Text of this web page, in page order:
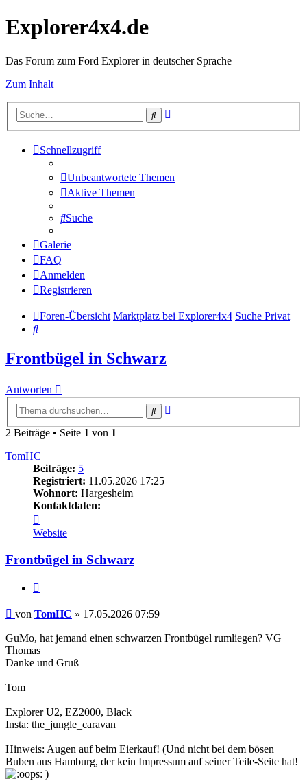
Explorer4x4.de
Das Forum zum Ford Explorer in deutscher Sprache
Zum Inhalt
Suche
Schnellzugriff
Unbeantwortete Themen
Aktive Themen
Suche
Galerie
FAQ
Anmelden
Registrieren
Foren-Übersicht Marktplatz bei Explorer4x4 Suche Privat
Suche
Frontbügel in Schwarz
Antworten
Suche
2 Beiträge • Seite 1 von 1
TomHC
Beiträge: 5
Registriert: 11.05.2026 17:25
Wohnort: Hargesheim
Kontaktdaten:
von
TomHC
Website
Frontbügel in Schwarz
Beitrag
von TomHC » 17.05.2026 07:59
GuMo, hat jemand einen schwarzen Frontbügel rumliegen? VG
Thomas
Danke und Gruß
Tom
Explorer U2, EZ2000, Black
Insta: the_jungle_caravan
Hinweis: Augen auf beim Eierkauf! (Und nicht bei dem bösen
Buben aus Hamburg, der kein Impressum auf seiner Teile-Seite hat!
)